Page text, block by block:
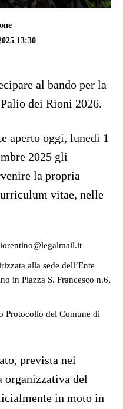
13:30
al bando per la
dei Rioni 2026.
aperto oggi, lunedì 1
2025 gli
la propria
vitae, nelle
alla sede dell’Ente
in Piazza S. Francesco n.6,
Protocollo del Comune di
prevista nei
organizzativa del
in moto in